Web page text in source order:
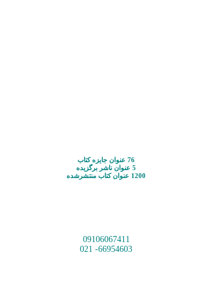
76 عنوان جایزه کتاب
5 عنوان ناشر برگزیده
1200 عنوان کتاب منتشرشده
09106067411
66954603- 021